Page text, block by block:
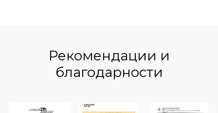
Рекомендации и
благодарности